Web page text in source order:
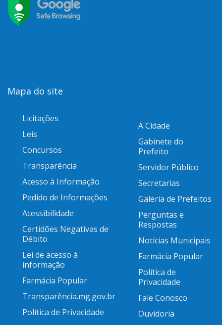
Mapa do site
Licitações
Leis
Concursos
Transparência
Acesso à Informação
Pedido de Informações
Acessibilidade
Certidões Negativas de
Débito
Lei de acesso à
informação
Farmácia Popular
Transparência.mg.gov.br
Política de Privacidade
A Cidade
Gabinete do
Prefeito
Servidor Público
Secretarias
Galeria de Prefeitos
Perguntas e
Respostas
Notícias Municipais
Farmácia Popular
Política de
Privacidade
Fale Conosco
Ouvidoria